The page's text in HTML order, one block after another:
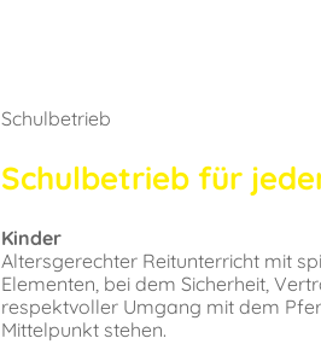
Schulbetrieb
Schulbetrieb für
Kinder
Altersgerechter Reitunterricht mit
Elementen, bei dem Sicherheit,
respektvoller Umgang mit dem
Mittelpunkt stehen.